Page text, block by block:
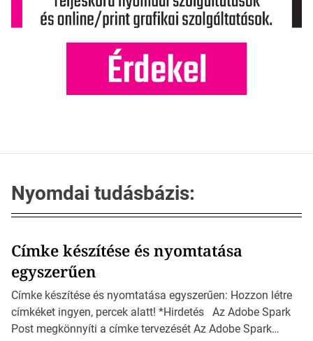
Nyomdai tudásbázis:
Címke készítése és nyomtatása
egyszerűen
Címke készítése és nyomtatása egyszerűen: Hozzon létre
címkéket ingyen, percek alatt! *Hirdetés Az Adobe Spark
Post megkönnyíti a címke tervezését Az Adobe Spark